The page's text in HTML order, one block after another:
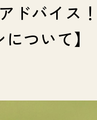
ドバイス！
ついて】